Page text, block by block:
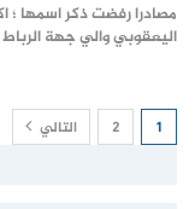
مصادرا رفضت ذكر اسمها
اليعقوبي والي جهة
1
2 التالي